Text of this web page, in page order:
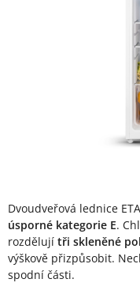
Dvoudveřová lednice
úsporné kategorie E.
rozdělují tři skleněné
výškově přizpůsobit.
spodní části.